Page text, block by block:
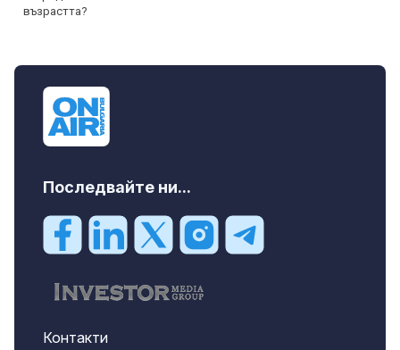
Последвайте ни...
Контакти